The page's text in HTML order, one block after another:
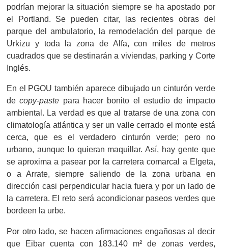
podrían mejorar la situación siempre se ha apostado por
el Portland. Se pueden citar, las recientes obras del
parque del ambulatorio, la remodelación del parque de
Urkizu y toda la zona de Alfa, con miles de metros
cuadrados que se destinarán a viviendas, parking y Corte
Inglés.
En el PGOU también aparece dibujado un cinturón verde
decopy-paste para hacer bonito el estudio de impacto
ambiental. La verdad es que al tratarse de una zona con
climatología atlántica y ser un valle cerrado el monte está
cerca, que es el verdadero cinturón verde; pero no
urbano, aunque lo quieran maquillar. Así, hay gente que
se aproxima a pasear por la carretera comarcal a Elgeta,
o a Arrate, siempre saliendo de la zona urbana en
dirección casi perpendicular hacia fuera y por un lado de
la carretera. El reto será acondicionar paseos verdes que
bordeen la urbe.
Por otro lado, se hacen afirmaciones engañosas al decir
que Eibar cuenta con 183.140 m² de zonas verdes,